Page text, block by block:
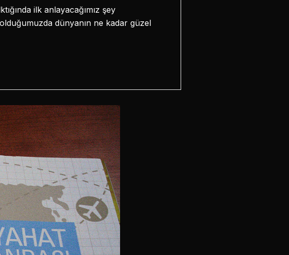
ilk anlayacağımız şey
dünyanın ne kadar güzel